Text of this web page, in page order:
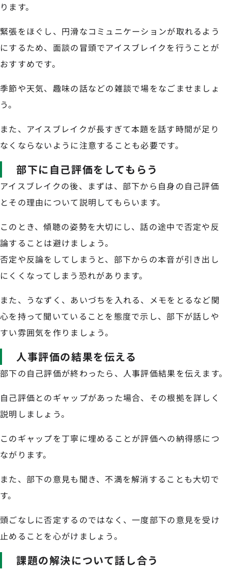
ります。
緊張をほぐし、円滑なコミュニケーションが取れるよう
にするため、面談の冒頭でアイスブレイクを行うことが
おすすめです。
季節や天気、趣味の話などの雑談で場をなごませましょ
う。
また、アイスブレイクが長すぎて本題を話す時間が足り
なくならないように注意することも必要です。
部下に自己評価をしてもらう
アイスブレイクの後、まずは、部下から自身の自己評価
とその理由について説明してもらいます。
このとき、傾聴の姿勢を大切にし、話の途中で否定や反
論することは避けましょう。
否定や反論をしてしまうと、部下からの本音が引き出し
にくくなってしまう恐れがあります。
また、うなずく、あいづちを入れる、メモをとるなど関
心を持って聞いていることを態度で示し、部下が話しや
すい雰囲気を作りましょう。
人事評価の結果を伝える
部下の自己評価が終わったら、人事評価結果を伝えます。
自己評価とのギャップがあった場合、その根拠を詳しく
説明しましょう。
このギャップを丁寧に埋めることが評価への納得感につ
ながります。
また、部下の意見も聞き、不満を解消することも大切で
す。
頭ごなしに否定するのではなく、一度部下の意見を受け
止めることを心がけましょう。
課題の解決について話し合う